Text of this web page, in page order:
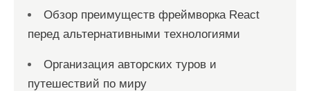
Обзор преимуществ фреймворка React
перед альтернативными технологиями
Организация авторских туров и
путешествий по миру